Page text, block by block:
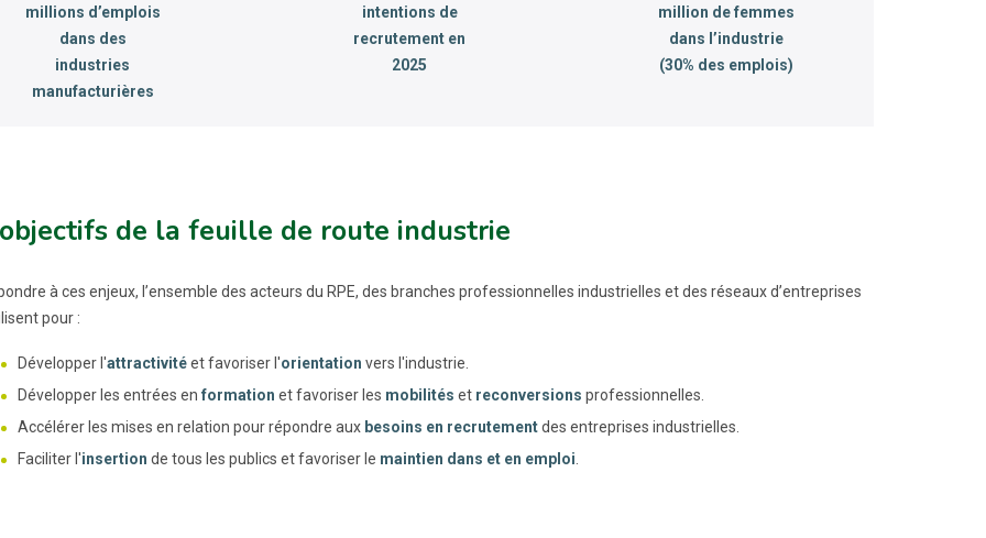
:millions d’emplois
dans des
industries
manufacturières
:intentions de
recrutement en
2025
:million de femmes
dans l’industrie
(30% des emplois)
de la feuille de route industrie
à ces enjeux, l’ensemble des acteurs du RPE, des branches professionnelles industrielles et des réseaux d’entreprises
pour :
Développer l'attractivitéet favoriser l'orientation vers l'industrie.
Développer les entrées en formation et favoriser les mobilités et reconversions professionnelles.
Accélérer les mises en relation pour répondre aux besoins en recrutementdes entreprises industrielles.
Faciliter l'insertion de tous les publics et favoriser le maintien dans et en emploi